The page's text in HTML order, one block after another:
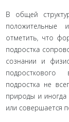
В общей
положительные
отметить, что
подростка
сознании и
подросткового
подрост­ка не
природы и иногда
или совер­шается